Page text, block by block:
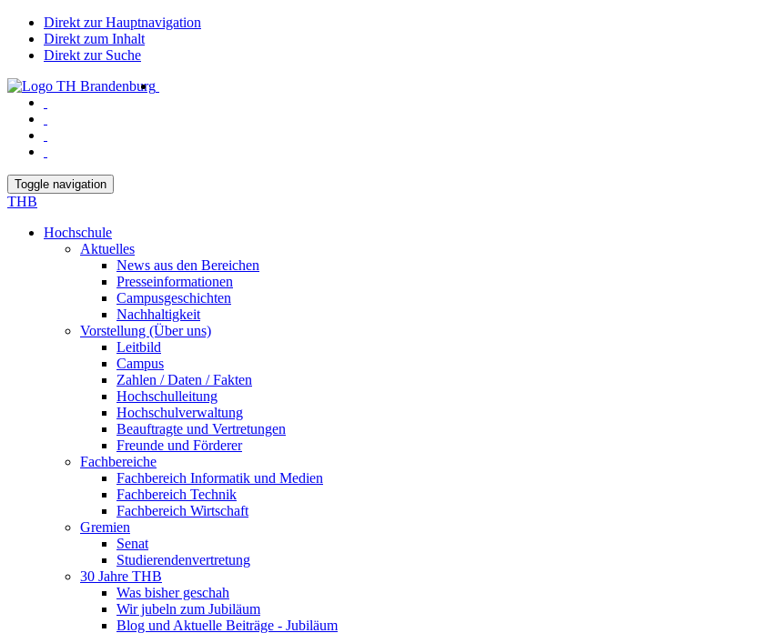
Direkt zur Hauptnavigation
Direkt zum Inhalt
Direkt zur Suche
Toggle navigation
THB
Hochschule
Aktuelles
News aus den Bereichen
Presseinformationen
Campusgeschichten
Nachhaltigkeit
Vorstellung (Über uns)
Leitbild
Campus
Zahlen / Daten / Fakten
Hochschulleitung
Hochschulverwaltung
Beauftragte und Vertretungen
Freunde und Förderer
Fachbereiche
Fachbereich Informatik und Medien
Fachbereich Technik
Fachbereich Wirtschaft
Gremien
Senat
Studierendenvertretung
30 Jahre THB
Was bisher geschah
Wir jubeln zum Jubiläum
Blog und Aktuelle Beiträge - Jubiläum